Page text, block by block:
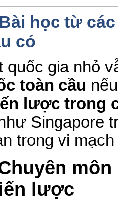
học từ
có
quốc gia nhỏ
toàn cầu
lược trong
Singapore
trong vi
lược